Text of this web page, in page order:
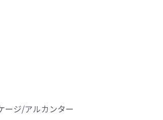
ージ/アルカンター